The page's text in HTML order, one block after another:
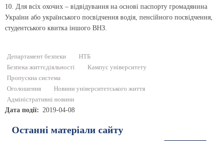
10. Для всіх охочих – відвідування на основі паспорту громадянина
України або українського посвідчення водія, пенсійного посвідчення,
студентського квитка іншого ВНЗ.
Департамент безпеки
НТБ
Безпека життєдіяльності
Кампус університету
Пропускна система
Оголошення
Новини університетського життя
Адміністративні новини
Дата події 2019-04-08
Останні матеріали сайту